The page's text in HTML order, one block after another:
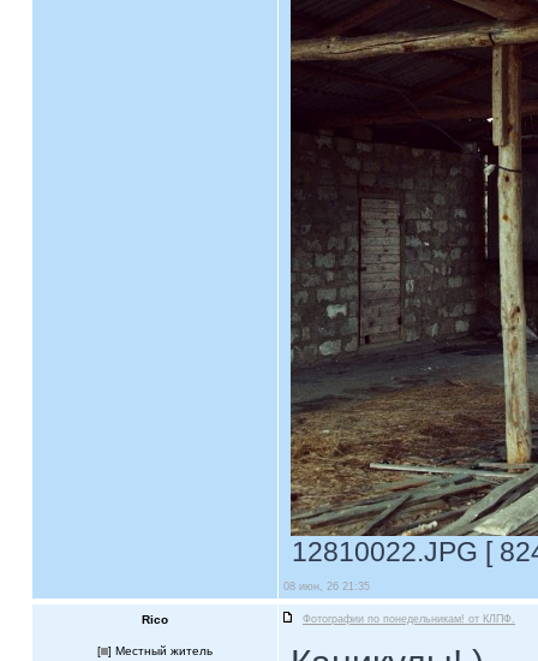
12810022.JPG [
08 июн, 26 21:35
Rico Фотографии по понедельникам! от КЛПФ.
[ ] Местный житель